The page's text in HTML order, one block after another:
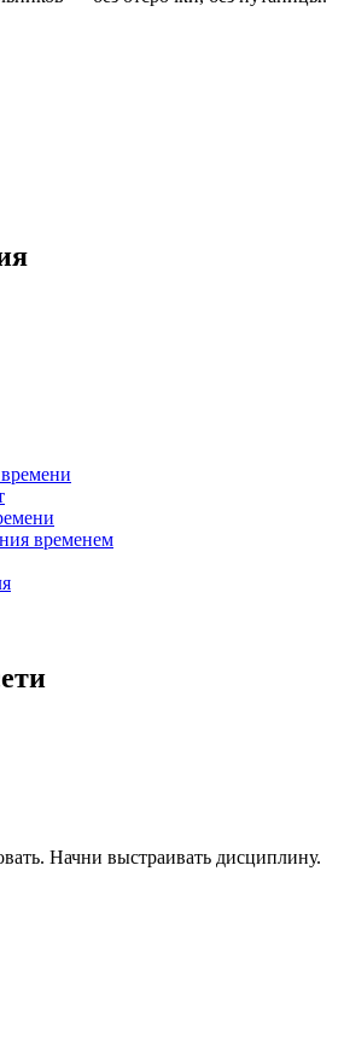
временем
Начни выстраивать дисциплину.